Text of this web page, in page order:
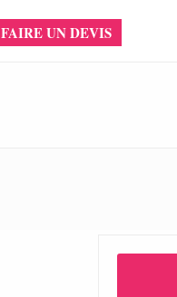
FAIRE UN DEVIS